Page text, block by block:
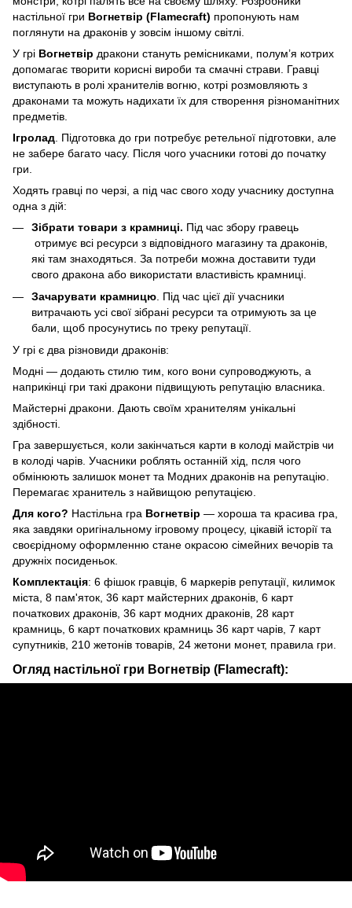
настільної гри Вогнетвір (Flamecraft) пропонують нам
поглянути на драконів у зовсім іншому світлі.
У грі Вогнетвір дракони стануть ремісниками, полум’я котрих
допомагає творити корисні вироби та смачні страви. Гравці
виступають в ролі хранителів вогню, котрі розмовляють з
драконами та можуть надихати їх для створення різноманітних
предметів.
Ігролад . Підготовка до гри потребує ретельної підготовки, але
не забере багато часу. Після чого учасники готові до початку
гри.
Ходять гравці по черзі, а під час свого ходу учаснику доступна
одна з дій:
Зібрати товари з крамниці. Під час збору гравець
отримує всі ресурси з відповідного магазину та драконів,
які там знаходяться. За потреби можна доставити туди
свого дракона або використати властивість крамниці.
Зачарувати крамницю . Під час цієї дії учасники
витрачають усі свої зібрані ресурси та отримують за це
бали, щоб просунутись по треку репутації.
У грі є два різновиди драконів:
Модні — додають стилю тим, кого вони супроводжують, а
наприкінці гри такі дракони підвищують репутацію власника.
Майстерні дракони. Дають своїм хранителям унікальні
здібності.
Гра завершується, коли закінчаться карти в колоді майстрів чи
в колоді чарів. Учасники роблять останній хід, псля чого
обмінюють залишок монет та Модних драконів на репутацію.
Перемагає хранитель з найвищою репутацією.
Для кого? Настільна гра Вогнетвір — хороша та красива гра,
яка завдяки оригінальному ігровому процесу, цікавій історії та
своєрідному оформленню стане окрасою сімейних вечорів та
дружніх посиденьок.
Комплектація: 6 фішок гравців, 6 маркерів репутації, килимок
міста, 8 пам'яток, 36 карт майстерних драконів, 6 карт
початкових драконів, 36 карт модних драконів, 28 карт
крамниць, 6 карт початкових крамниць 36 карт чарів, 7 карт
супутників, 210 жетонів товарів, 24 жетони монет, правила гри.
Огляд настільної гри Вогнетвір (Flamecraft):